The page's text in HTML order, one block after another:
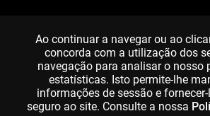
Ao continuar a navegar ou ao
concorda com a utilização dos
navegação para analisar o nosso
estatísticas. Isto permite-lhe
informações de sessão e
seguro ao site. Consulte a nossa